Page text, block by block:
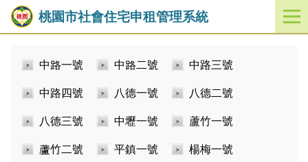
桃園市社會住宅申租管理系統
開
啟
中路一號 中路二號 中路三號
中路四號 八德一號 八德二號
八德三號 中壢一號 蘆竹一號
蘆竹二號 平鎮一號 楊梅一號